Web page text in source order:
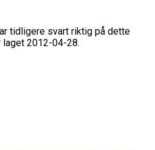
tidligere svart riktig på dette
2012-04-28.